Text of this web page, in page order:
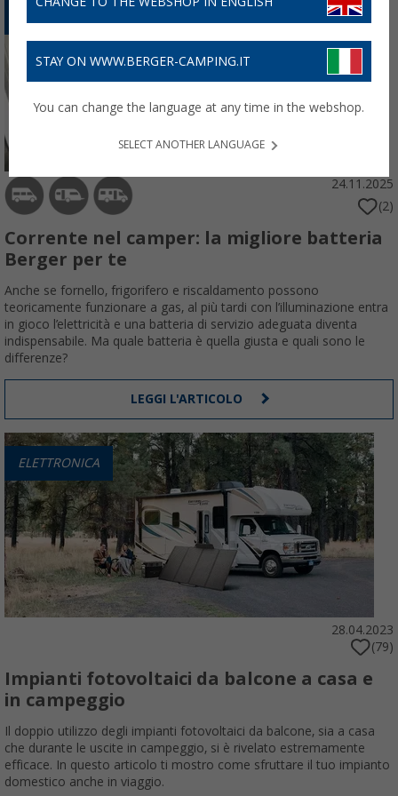
24.11.2025
(2)
Corrente nel camper: la migliore batteria
Berger per te
Anche se fornello, frigorifero e riscaldamento possono
teoricamente funzionare a gas, al più tardi con l’illuminazione entra
in gioco l’elettricità e una batteria di servizio adeguata diventa
indispensabile. Ma quale batteria è quella giusta e quali sono le
differenze?
LEGGI L'ARTICOLO
ELETTRONICA
28.04.2023
(79)
Impianti fotovoltaici da balcone a casa e
in campeggio
Il doppio utilizzo degli impianti fotovoltaici da balcone, sia a casa
che durante le uscite in campeggio, si è rivelato estremamente
efficace. In questo articolo ti mostro come sfruttare il tuo impianto
domestico anche in viaggio.
STAY ON WWW.BERGER-CAMPING.IT
You can change the language at any time in the webshop.
SELECT ANOTHER LANGUAGE